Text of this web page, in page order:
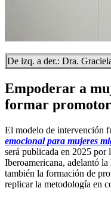
De izq. a der.: Dra.
Empoderar a
formar
El modelo de intervención
emocional para mujeres
será publicada en 2025
Iberoamericana, adelantó
también la formación de
replicar la metodología en